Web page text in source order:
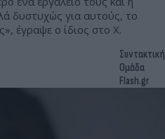
δυστυχώς για αυτούς, το
έγραψε ο ίδιος στο X.
Συντακτική
Ομάδα
Flash.gr